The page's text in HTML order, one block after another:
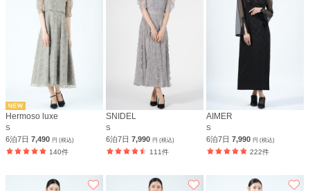
Hermoso luxe
S
6泊7日 7,490 円 (税込)
140件
SNIDEL
S
6泊7日7,990円 (税込)
111件
AIMER
S
6泊7日7,990円 (税込)
222件